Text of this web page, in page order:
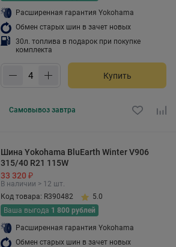
Расширенная гарантия Yokohama
Обмен старых шин в зачет новых
30л. топлива в подарок при покупке
комплекта
Купить
Самовывоз завтра
Шина Yokohama BluEarth Winter V906
315/40 R21 115W
33 320 ₽
В наличии > 12 шт.
Код товара: R390482
5.0
Ваша выгода 1 800 рублей
Расширенная гарантия Yokohama
Обмен старых шин в зачет новых